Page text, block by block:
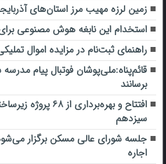
زمین لرزه مهیب مرز استان‌های
استخدام این نابغه هوش مصنوعی برای گوگل ۳ میلیارد
راهنمای ثبت‌نام در مزایده اموال تملیکی
قائم‌پناه:ملی‌پوشان فوتبال پیام
برسانند
افتتاح و بهره‌برداری
سیزدهم
جلسه شورای عالی مسکن برگزار
اجاره